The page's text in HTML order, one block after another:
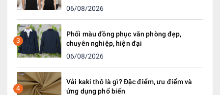
06/08/2026
3
Phối màu đồng phục văn phòng đẹp,
chuyên nghiệp, hiện đại
06/08/2026
4
Vải kaki thô là gì? Đặc điểm, ưu điểm và
ứng dụng phổ biến